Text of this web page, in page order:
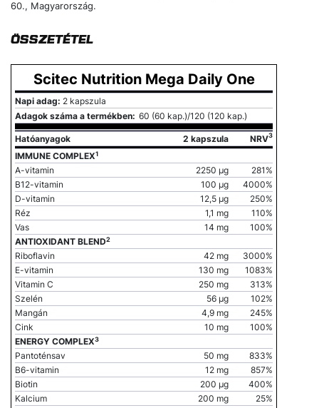
60., Magyarország.
ÖSSZETÉTEL
Scitec Nutrition Mega Daily One
Napi adag: 2 kapszula
Adagok száma a termékben: 60 (60 kap.)/120 (120 kap.)
Hatóanyagok 2 kapszula NRV3
IMMUNE COMPLEX1
A-vitamin 2250 µg
281%
B12-vitamin
100 μg
4000%
D-vitamin
12,5 μg
250%
Réz
1,1 mg
110%
Vas
14 mg
100%
ANTIOXIDANT BLEND2
Riboflavin 42 mg
3000%
E-vitamin
130 mg
1083%
Vitamin C
250 mg
313%
Szelén
56 µg
102%
Mangán
4,9 mg
245%
Cink
10 mg
100%
ENERGY COMPLEX3
Pantoténsav 50 mg
833%
B6-vitamin
12 mg
857%
Biotin
200 μg
400%
Kalcium
200 mg
25%